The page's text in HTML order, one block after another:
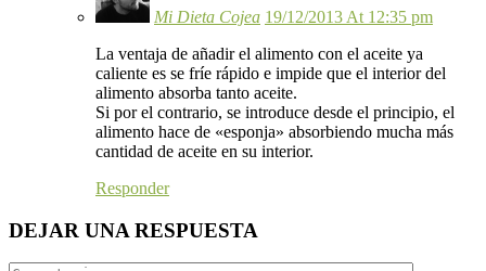
Mi Dieta Cojea 19/12/2013 At 12:35 pm
La ventaja de añadir el alimento con el aceite ya
caliente es se fríe rápido e impide que el interior del
alimento absorba tanto aceite.
Si por el contrario, se introduce desde el principio, el
alimento hace de «esponja» absorbiendo mucha más
cantidad de aceite en su interior.
Responder
DEJAR UNA RESPUESTA